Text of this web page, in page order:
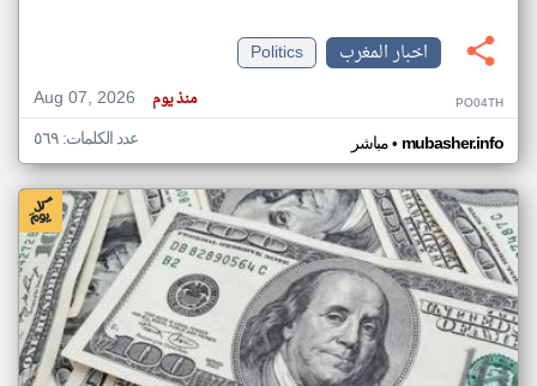
اخبار المغرب
Politics
Aug 07, 2026
منذ يوم PO04TH
مباشر• mubasher.info عدد الكلمات: ٥٦٩